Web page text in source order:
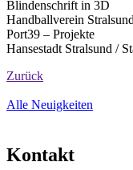
Blindenschrift in 3D
Handballverein
Port39 – Projekte
Hansestadt Stralsund /
Zurück
Alle Neuigkeiten
Kon­takt